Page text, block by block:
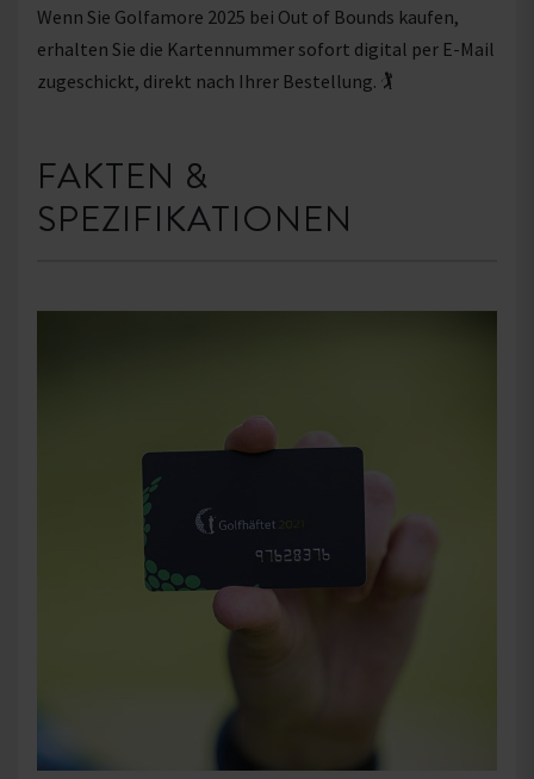
Wenn Sie Golfamore 2025 bei Out of Bounds kaufen,
erhalten Sie die Kartennummer sofort digital per E-Mail
zugeschickt, direkt nach Ihrer Bestellung. 🏌
FAKTEN &
SPEZIFIKATIONEN